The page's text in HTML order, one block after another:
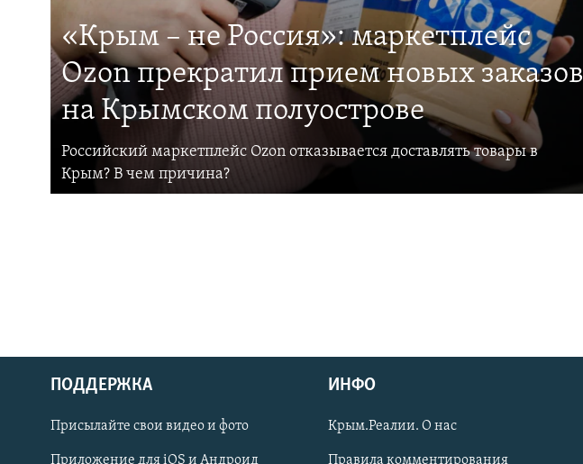
Українською
Qırımtatar
«Крым – не Россия»: маркетплейс
Ozon прекратил прием новых заказов
на Крымском полуострове
Российский маркетплейс Ozon отказывается доставлять товары в
Крым? В чем причина?
ПОДДЕРЖКА
Присылайте свои видео и фото
Приложение для iOS и Андроид
ИНФО
Крым.Реалии. О нас
Правила комментирования